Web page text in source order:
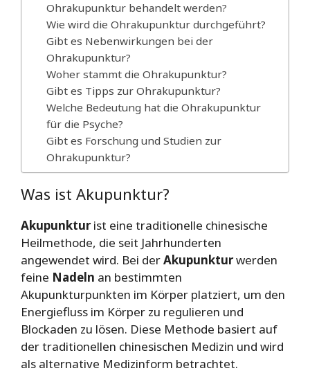
Ohrakupunktur behandelt werden?
Wie wird die Ohrakupunktur durchgeführt?
Gibt es Nebenwirkungen bei der
Ohrakupunktur?
Woher stammt die Ohrakupunktur?
Gibt es Tipps zur Ohrakupunktur?
Welche Bedeutung hat die Ohrakupunktur
für die Psyche?
Gibt es Forschung und Studien zur
Ohrakupunktur?
Was ist Akupunktur?
Akupunkturist eine traditionelle chinesische
Heilmethode, die seit Jahrhunderten
angewendet wird. Bei derAkupunkturwerden
feine Nadeln an bestimmten
Akupunkturpunkten im Körper platziert, um den
Energiefluss im Körper zu regulieren und
Blockaden zu lösen. Diese Methode basiert auf
der traditionellen chinesischen Medizin und wird
als alternative Medizinform betrachtet.